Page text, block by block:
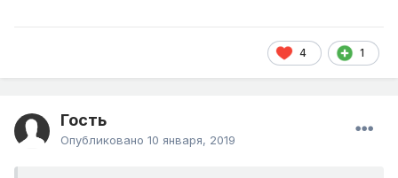
4 1
Гость
Опубликовано 10 января, 2019